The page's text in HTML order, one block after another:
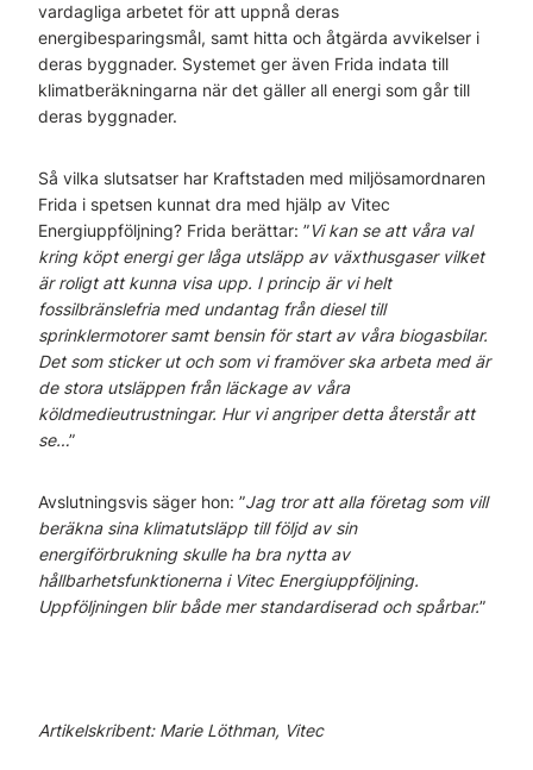
vardagliga arbetet för att uppnå deras
energibesparingsmål, samt hitta och åtgärda avvikelser i
deras byggnader. Systemet ger även Frida indata till
klimatberäkningarna när det gäller all energi som går till
deras byggnader.
Så vilka slutsatser har Kraftstaden med miljösamordnaren
Frida i spetsen kunnat dra med hjälp av Vitec
Energiuppföljning? Frida berättar: ”Vi kan se att våra val
kring köpt energi ger låga utsläpp av växthusgaser vilket
är roligt att kunna visa upp. I princip är vi helt
fossilbränslefria med undantag från diesel till
sprinklermotorer samt bensin för start av våra biogasbilar.
Det som sticker ut och som vi framöver ska arbeta med är
de stora utsläppen från läckage av våra
köldmedieutrustningar. Hur vi angriper detta återstår att
se…”
Avslutningsvis säger hon: ”Jag tror att alla företag som vill
beräkna sina klimatutsläpp till följd av sin
energiförbrukning skulle ha bra nytta av
hållbarhetsfunktionerna i Vitec Energiuppföljning.
Uppföljningen blir både mer standardiserad och spårbar.”
Artikelskribent: Marie Löthman, Vitec